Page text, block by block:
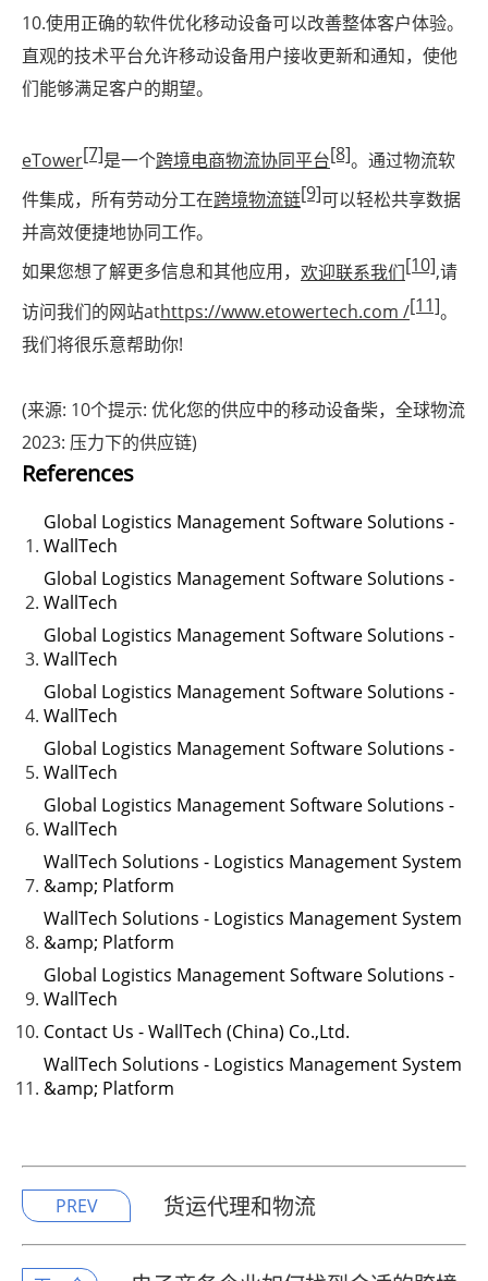
10.使用正确的软件优化移动设备可以改善整体客户体验。
直观的技术平台允许移动设备用户接收更新和通知，使他
们能够满足客户的期望。
eTower[7]是一个跨境电商物流协同平台[8]。通过物流软
件集成，所有劳动分工在跨境物流链[9]可以轻松共享数据
并高效便捷地协同工作。
如果您想了解更多信息和其他应用， 欢迎联系我们[10],请
访问我们的网站athttps://www.etowertech.com /[11]。
我们将很乐意帮助你!
(来源: 10个提示: 优化您的供应中的移动设备柴，全球物流
2023: 压力下的供应链)
References
Global Logistics Management Software Solutions -
WallTech
Global Logistics Management Software Solutions -
WallTech
Global Logistics Management Software Solutions -
WallTech
Global Logistics Management Software Solutions -
WallTech
Global Logistics Management Software Solutions -
WallTech
Global Logistics Management Software Solutions -
WallTech
WallTech Solutions - Logistics Management System
&amp; Platform
WallTech Solutions - Logistics Management System
&amp; Platform
Global Logistics Management Software Solutions -
WallTech
Contact Us - WallTech (China) Co.,Ltd.
WallTech Solutions - Logistics Management System
&amp; Platform
PREV 货运代理和物流